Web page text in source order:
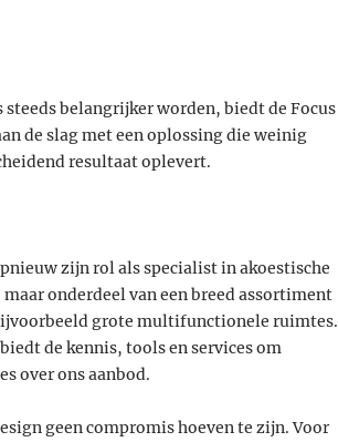
belangrijker worden, biedt de Focus
de slag met een oplossing die weinig
resultaat oplevert.
zijn rol als specialist in akoestische
onderdeel van een breed assortiment
grote multifunctionele ruimtes.
de kennis, tools en services om
over ons aanbod.
geen compromis hoeven te zijn. Voor